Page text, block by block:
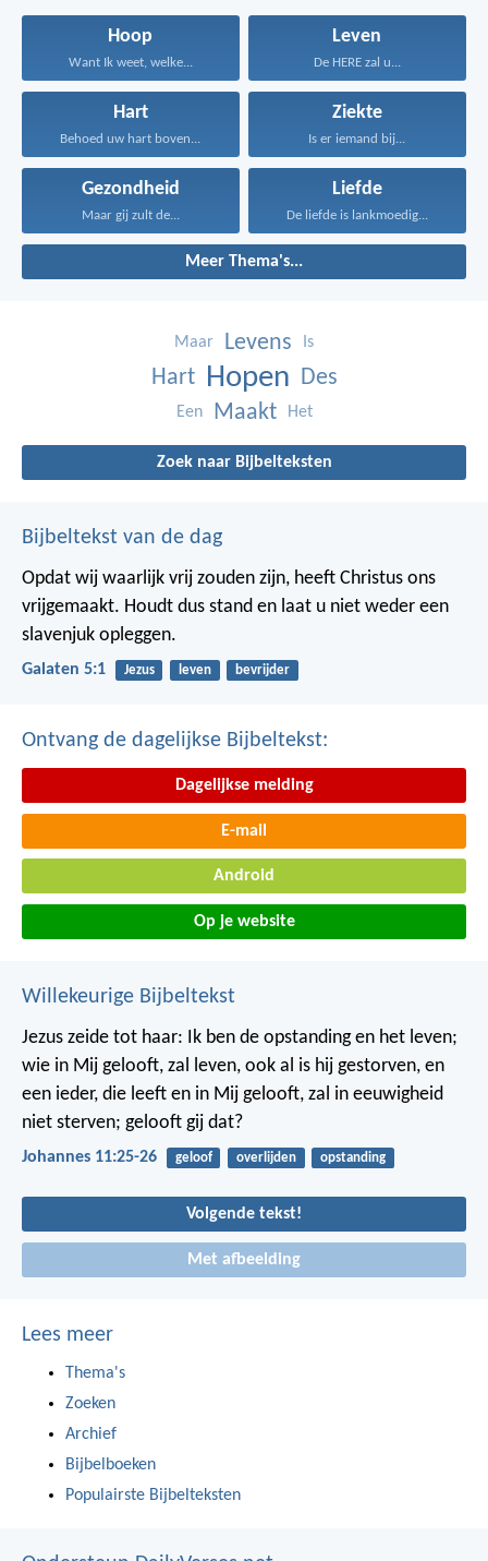
Hoop
Want Ik weet, welke...
Leven
De HERE zal u...
Hart
Behoed uw hart boven...
Ziekte
Is er iemand bij...
Gezondheid
Maar gij zult de...
Liefde
De liefde is lankmoedig...
Meer Thema's...
Maar Levens Is
Hart Hopen Des
Een Maakt Het
Zoek naar Bijbelteksten
Bijbeltekst van de dag
Opdat wij waarlijk vrij zouden zijn, heeft Christus ons
vrijgemaakt. Houdt dus stand en laat u niet weder een
slavenjuk opleggen.
Galaten 5:1 Jezus leven bevrijder
Ontvang de dagelijkse Bijbeltekst:
Dagelijkse melding
E-mail
Android
Op je website
Willekeurige Bijbeltekst
Jezus zeide tot haar: Ik ben de opstanding en het leven;
wie in Mij gelooft, zal leven, ook al is hij gestorven, en
een ieder, die leeft en in Mij gelooft, zal in eeuwigheid
niet sterven; gelooft gij dat?
Johannes 11:25-26 geloof overlijden opstanding
Volgende tekst!
Met afbeelding
Lees meer
Thema's
Zoeken
Archief
Bijbelboeken
Populairste Bijbelteksten